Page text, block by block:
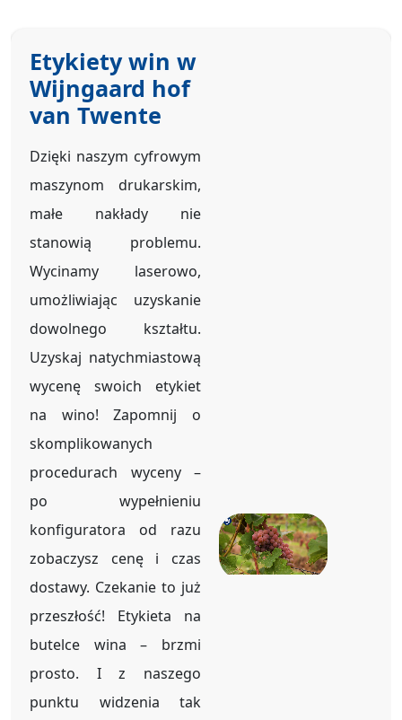
Etykiety win w
Wijngaard hof
van Twente
Dzięki naszym cyfrowym
maszynom drukarskim,
małe nakłady nie
stanowią problemu.
Wycinamy laserowo,
umożliwiając uzyskanie
dowolnego kształtu.
Uzyskaj natychmiastową
wycenę swoich etykiet
na wino! Zapomnij o
skomplikowanych
procedurach wyceny –
po wypełnieniu
konfiguratora od razu
zobaczysz cenę i czas
dostawy. Czekanie to już
przeszłość! Etykieta na
butelce wina – brzmi
prosto. I z naszego
punktu widzenia tak